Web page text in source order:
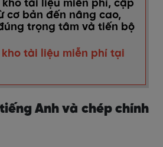
tài liệu miễn phí, cập
cơ bản đến nâng cao,
trọng tâm và tiến bộ
tài liệu miễn phí tại
Anh và chép chính